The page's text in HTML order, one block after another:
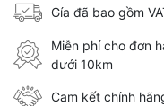
Gía đã bao gồm
Miễn phí cho đơn
dưới 10km
Cam kết chính